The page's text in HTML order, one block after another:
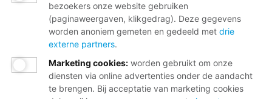
bezoekers onze website gebruiken
(paginaweergaven, klikgedrag). Deze gegevens
worden anoniem gemeten en gedeeld met drie
externe partners.
Marketing cookies: worden gebruikt om onze
diensten via online advertenties onder de aandacht
te brengen. Bij acceptatie van marketing cookies